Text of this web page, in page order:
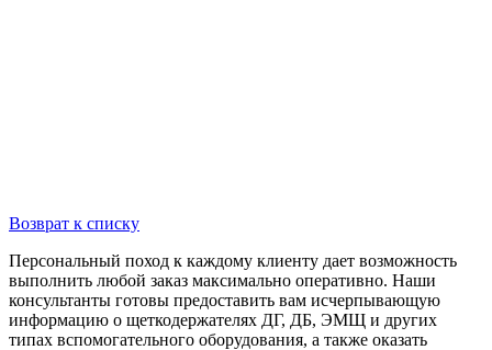
Возврат к списку
Персональный поход к каждому клиенту дает возможность
выполнить любой заказ максимально оперативно. Наши
консультанты готовы предоставить вам исчерпывающую
информацию о щеткодержателях ДГ, ДБ, ЭМЩ и других
типах вспомогательного оборудования, а также оказать